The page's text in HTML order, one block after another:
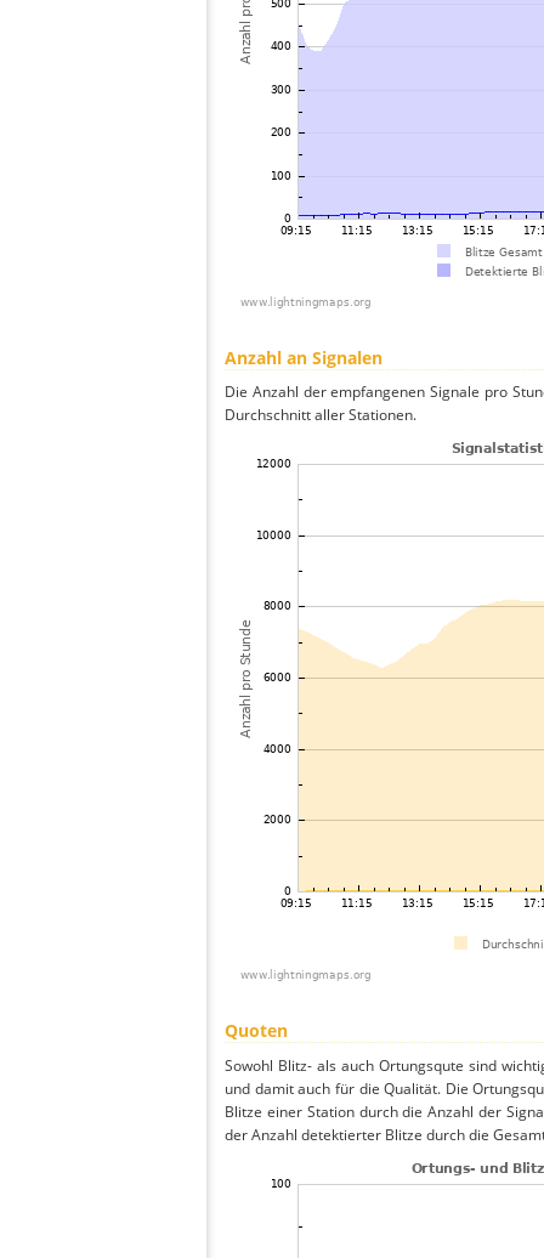
Anzahl an Signalen
Die Anzahl der empfangenen Signale pro
Durchschnitt aller Stationen.
Quoten
Sowohl Blitz- als auch Ortungsqute sind
und damit auch für die Qualität. Die
Blitze einer Station durch die Anzahl der
der Anzahl detektierter Blitze durch die